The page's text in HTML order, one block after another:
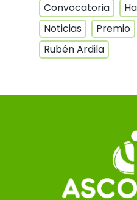
Convocatoria
Noticias
Premio
Rubén Ardila